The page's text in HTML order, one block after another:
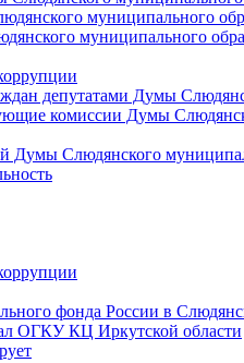
муниципального
муниципального
депутатами Думы
комиссии Думы
Думы Слюдянского
фонда России в
ОГКУ КЦ Иркутской области